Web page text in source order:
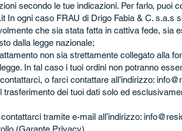
secondo le tue indicazioni. Per farlo, puoi
In ogni caso FRAU di Drigo Fabia & C. s.a.s
che sia stata fatta in cattiva fede, sia
dalla legge nazionale;
non sia strettamente collegato alla
In tal caso i tuoi ordini non potranno
o farci contattare all’indirizzo:
dei tuoi dati solo ed
tramite e-mail all’indirizzo:
(Garante Privacy).